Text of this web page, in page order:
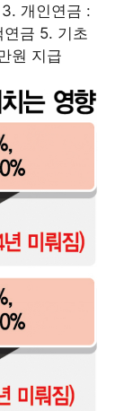
개인연금 :
금 5. 기초
원 지급